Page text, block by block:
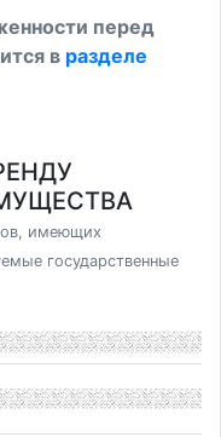
перед
в разделе
имеющих
государственные